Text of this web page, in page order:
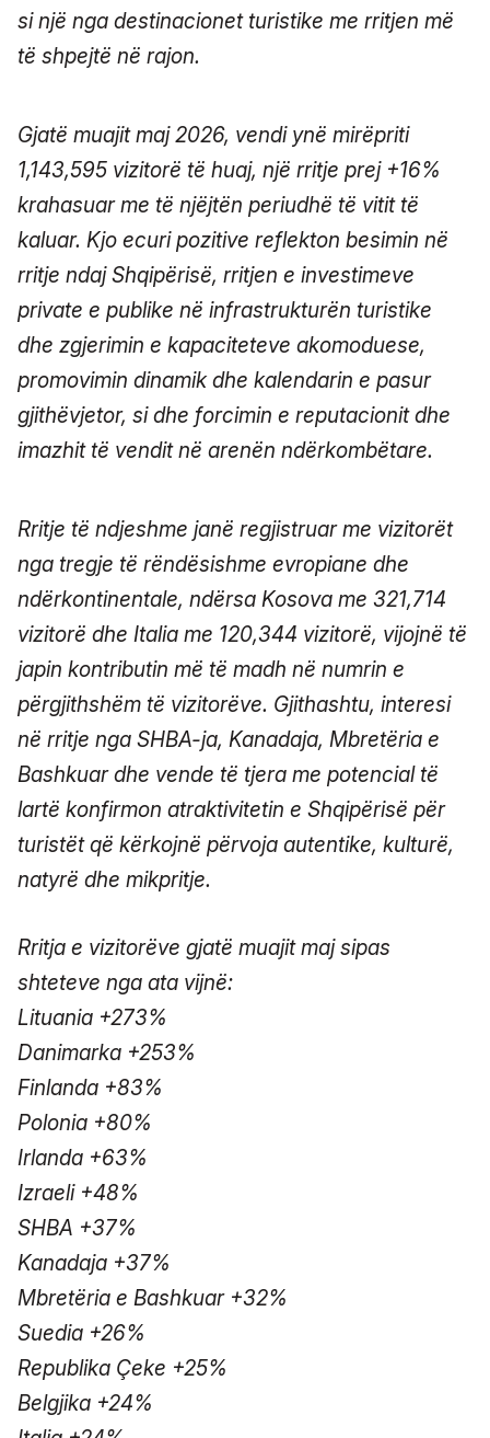
si një nga destinacionet turistike me rritjen më
të shpejtë në rajon.
Gjatë muajit maj 2026, vendi ynë mirëpriti
1,143,595 vizitorë të huaj, një rritje prej +16%
krahasuar me të njëjtën periudhë të vitit të
kaluar. Kjo ecuri pozitive reflekton besimin në
rritje ndaj Shqipërisë, rritjen e investimeve
private e publike në infrastrukturën turistike
dhe zgjerimin e kapaciteteve akomoduese,
promovimin dinamik dhe kalendarin e pasur
gjithëvjetor, si dhe forcimin e reputacionit dhe
imazhit të vendit në arenën ndërkombëtare.
Rritje të ndjeshme janë regjistruar me vizitorët
nga tregje të rëndësishme evropiane dhe
ndërkontinentale, ndërsa Kosova me 321,714
vizitorë dhe Italia me 120,344 vizitorë, vijojnë të
japin kontributin më të madh në numrin e
përgjithshëm të vizitorëve. Gjithashtu, interesi
në rritje nga SHBA-ja, Kanadaja, Mbretëria e
Bashkuar dhe vende të tjera me potencial të
lartë konfirmon atraktivitetin e Shqipërisë për
turistët që kërkojnë përvoja autentike, kulturë,
natyrë dhe mikpritje.
Rritja e vizitorëve gjatë muajit maj sipas
shteteve nga ata vijnë:
Lituania +273%
Danimarka +253%
Finlanda +83%
Polonia +80%
Irlanda +63%
Izraeli +48%
SHBA +37%
Kanadaja +37%
Mbretëria e Bashkuar +32%
Suedia +26%
Republika Çeke +25%
Belgjika +24%